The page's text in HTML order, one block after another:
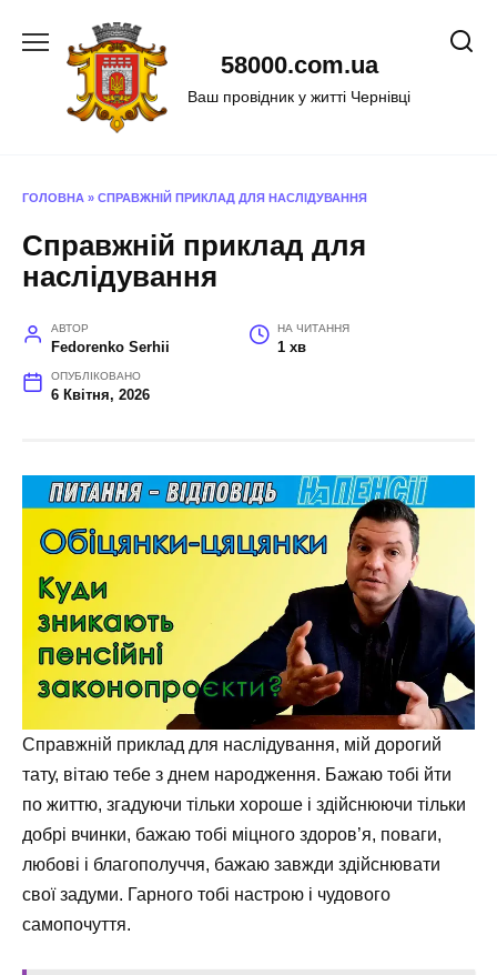
58000.com.ua
Ваш провідник у житті Чернівці
ГОЛОВНА » СПРАВЖНІЙ ПРИКЛАД ДЛЯ НАСЛІДУВАННЯ
Справжній приклад для
наслідування
АВТОР
Fedorenko Serhii
НА ЧИТАННЯ
1 хв
ОПУБЛІКОВАНО
6 Квітня, 2026
Справжній приклад для наслідування, мій дорогий
тату, вітаю тебе з днем народження. Бажаю тобі йти
по життю, згадуючи тільки хороше і здійснюючи тільки
добрі вчинки, бажаю тобі міцного здоров’я, поваги,
любові і благополуччя, бажаю завжди здійснювати
свої задуми. Гарного тобі настрою і чудового
самопочуття.